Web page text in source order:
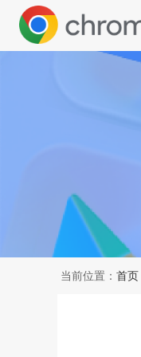
当前位置： 首页